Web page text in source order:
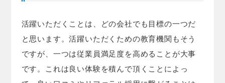
活躍いただくことは、どの会社でも目標の一つだ
と思います。活躍いただくための教育機関もそう
ですが、一つは従業員満足度を高めることが大事
です。これは良い体験を積んで頂くことによっ